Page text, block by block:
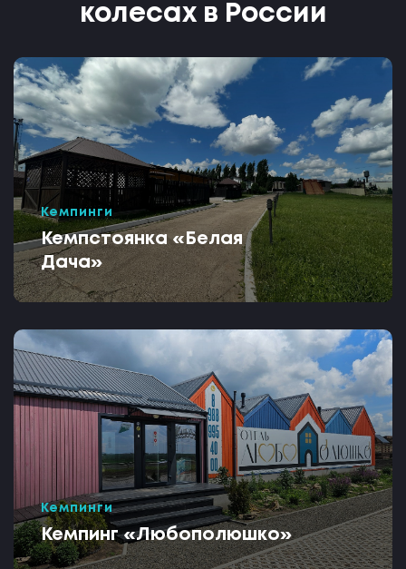
колесах в России
Кемпинги
Кемпстоянка «Белая
Дача»
Кемпинги
Кемпинг «Любополюшко»